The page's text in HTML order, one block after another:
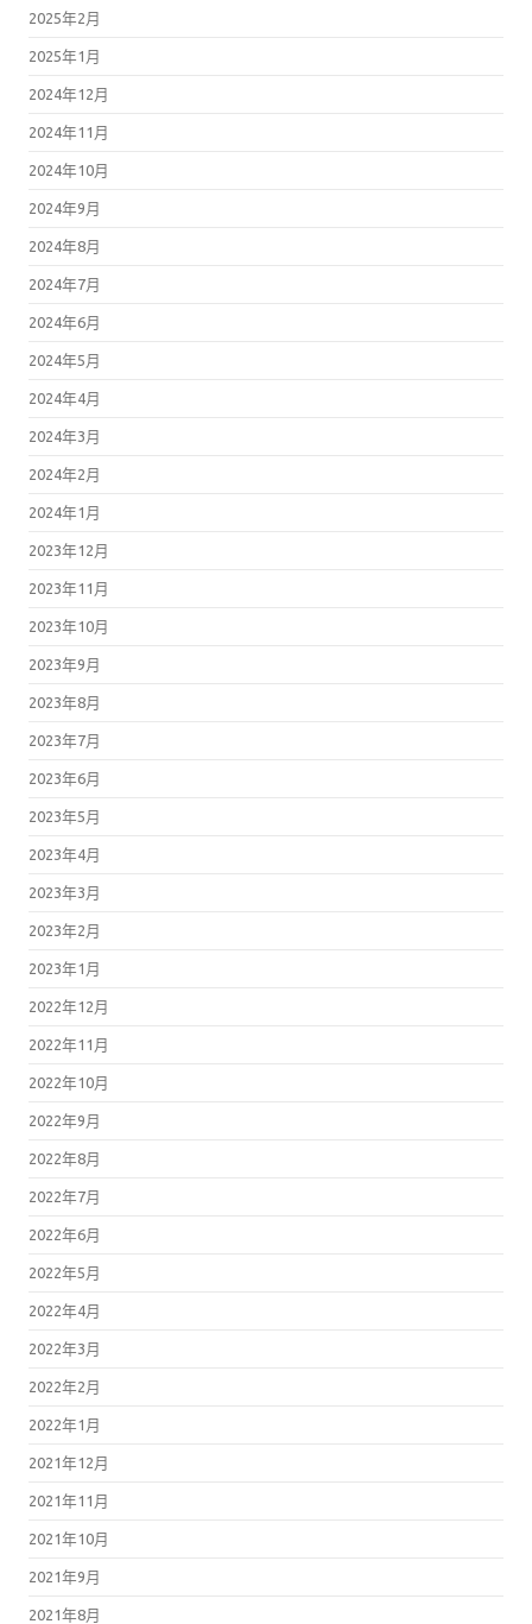
2025年2月
2025年1月
2024年12月
2024年11月
2024年10月
2024年9月
2024年8月
2024年7月
2024年6月
2024年5月
2024年4月
2024年3月
2024年2月
2024年1月
2023年12月
2023年11月
2023年10月
2023年9月
2023年8月
2023年7月
2023年6月
2023年5月
2023年4月
2023年3月
2023年2月
2023年1月
2022年12月
2022年11月
2022年10月
2022年9月
2022年8月
2022年7月
2022年6月
2022年5月
2022年4月
2022年3月
2022年2月
2022年1月
2021年12月
2021年11月
2021年10月
2021年9月
2021年8月